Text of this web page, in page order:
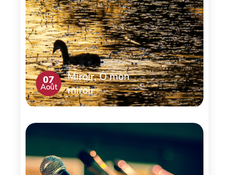
07
Août
Miroir, Ô mon
miroir